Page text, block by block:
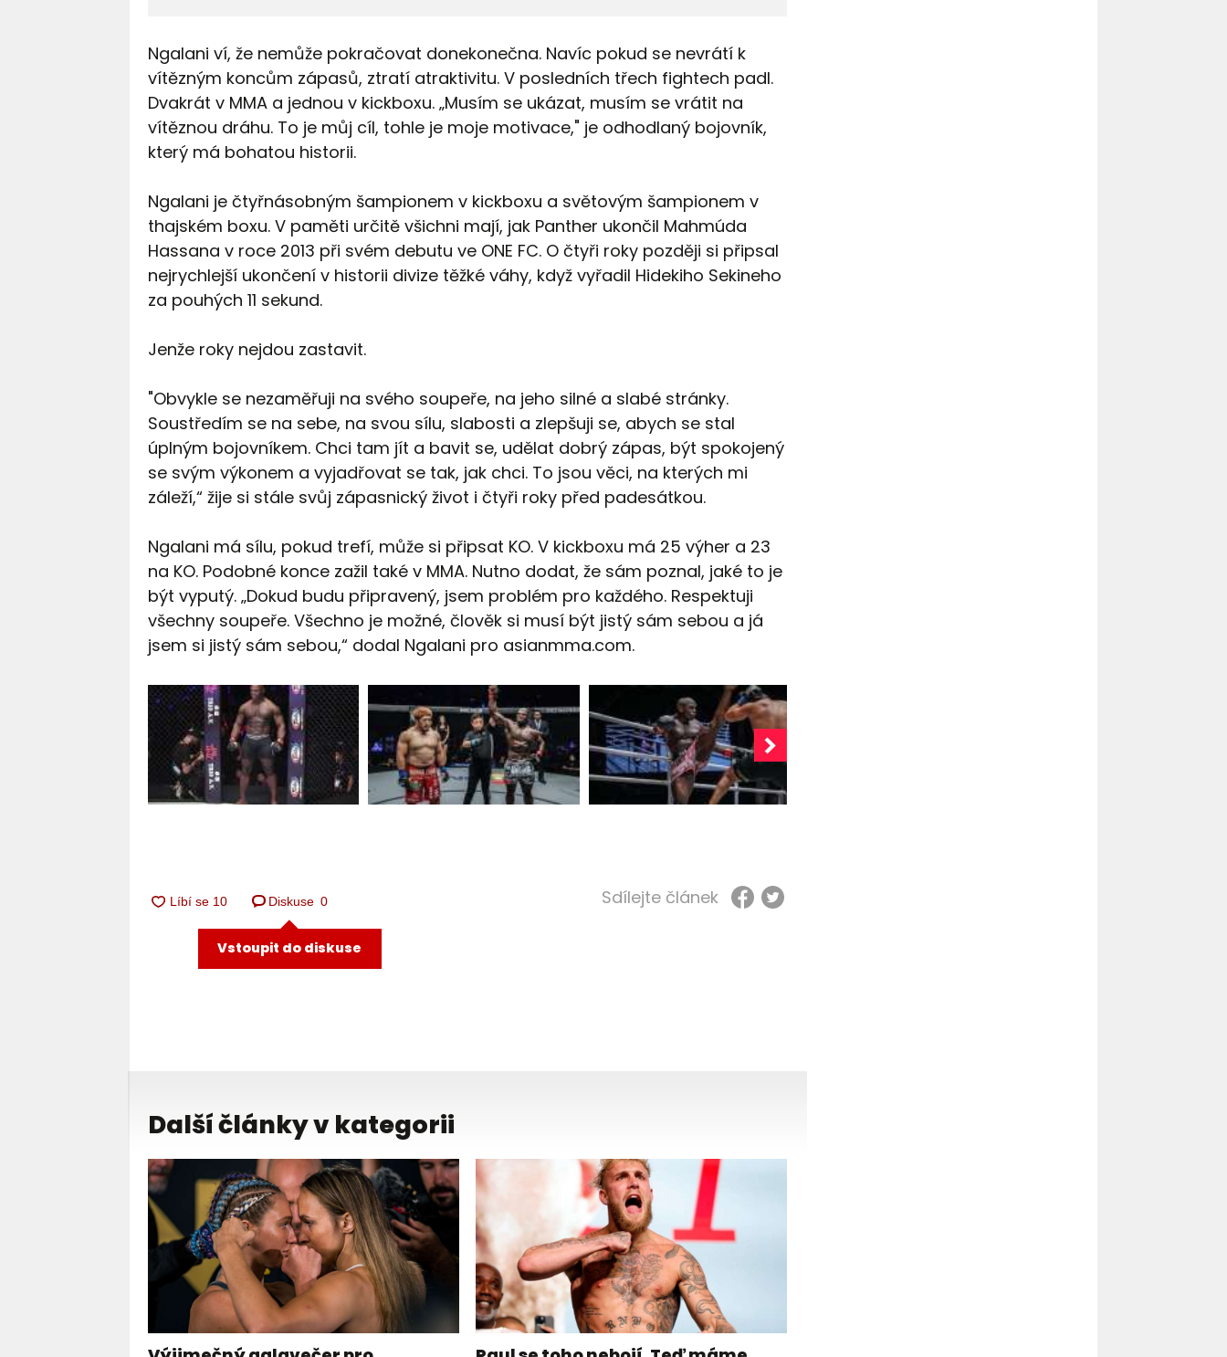
Ngalani ví, že nemůže pokračovat donekonečna. Navíc pokud se nevrátí k
vítězným koncům zápasů, ztratí atraktivitu. V posledních třech fightech padl.
Dvakrát v MMA a jednou v kickboxu. „Musím se ukázat, musím se vrátit na
vítěznou dráhu. To je můj cíl, tohle je moje motivace," je odhodlaný bojovník,
který má bohatou historii.
Ngalani je čtyřnásobným šampionem v kickboxu a světovým šampionem v
thajském boxu. V paměti určitě všichni mají, jak Panther ukončil Mahmúda
Hassana v roce 2013 při svém debutu ve ONE FC. O čtyři roky později si připsal
nejrychlejší ukončení v historii divize těžké váhy, když vyřadil Hidekiho Sekineho
za pouhých 11 sekund.
Jenže roky nejdou zastavit.
"Obvykle se nezaměřuji na svého soupeře, na jeho silné a slabé stránky.
Soustředím se na sebe, na svou sílu, slabosti a zlepšuji se, abych se stal
úplným bojovníkem. Chci tam jít a bavit se, udělat dobrý zápas, být spokojený
se svým výkonem a vyjadřovat se tak, jak chci. To jsou věci, na kterých mi
záleží,“ žije si stále svůj zápasnický život i čtyři roky před padesátkou.
Ngalani má sílu, pokud trefí, může si připsat KO. V kickboxu má 25 výher a 23
na KO. Podobné konce zažil také v MMA. Nutno dodat, že sám poznal, jaké to je
být vyputý. „Dokud budu připravený, jsem problém pro každého. Respektuji
všechny soupeře. Všechno je možné, člověk si musí být jistý sám sebou a já
jsem si jistý sám sebou,“ dodal Ngalani pro asianmma.com.
Diskuse 0
Vstoupit do diskuse
Sdílejte článek
Další články v kategorii